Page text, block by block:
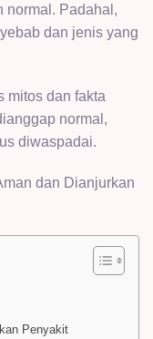
normal. Padahal,
dan jenis yang
mitos dan fakta
normal,
diwaspadai.
dan Dianjurkan
Penyakit